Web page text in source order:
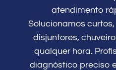
atendimento
Solucionamos
disjuntores,
qualquer hora.
diagnóstico preciso